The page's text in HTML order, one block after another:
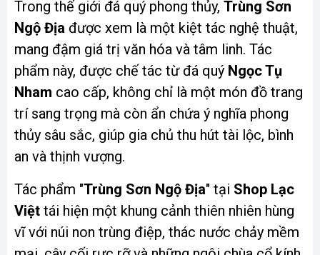
Trong thế giới đá quý phong thủy, Trùng Sơn
Ngộ Địa được xem là một kiệt tác nghệ thuật,
mang đậm giá trị văn hóa và tâm linh. Tác
phẩm này, được chế tác từ đá quý Ngọc Tụ
Nham cao cấp, không chỉ là một món đồ trang
trí sang trọng mà còn ẩn chứa ý nghĩa phong
thủy sâu sắc, giúp gia chủ thu hút tài lộc, bình
an và thịnh vượng.
Tác phẩm "Trùng Sơn Ngộ Địa" tại Shop Lạc
Việt tái hiện một khung cảnh thiên nhiên hùng
vĩ với núi non trùng điệp, thác nước chảy mềm